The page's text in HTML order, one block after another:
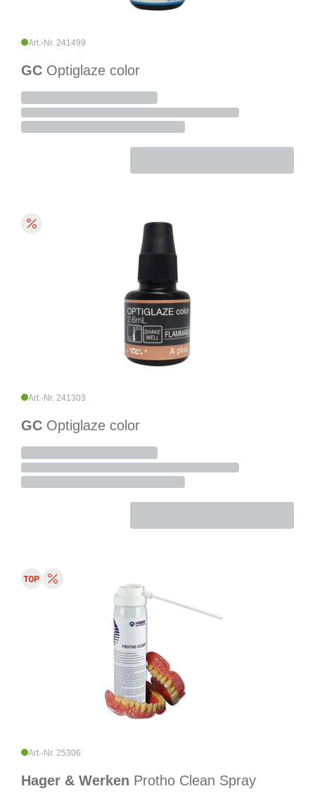
Art.-Nr. 241499
GC Optiglaze color
Art.-Nr. 241303
GC Optiglaze color
Art.-Nr. 25306
Hager & Werken Protho Clean Spray